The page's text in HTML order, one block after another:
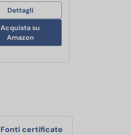
Dettagli
Acquista su
Amazon
Fonti certificate